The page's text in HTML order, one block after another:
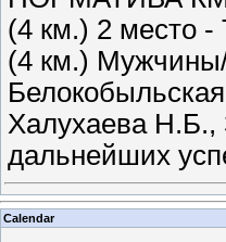
(4 км.) 2 место
(4 км.)
Халухаева
дальнейших
Calendar